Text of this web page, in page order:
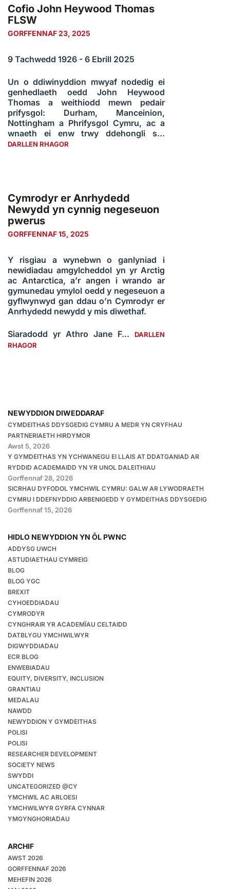
Cofio John Heywood Thomas
FLSW
GORFFENNAF 23, 2025
9 Tachwedd 1926 - 6 Ebrill 2025
Un o ddiwinyddion mwyaf nodedig ei
genhedlaeth oedd John Heywood
Thomas a weithiodd mewn pedair
prifysgol: Durham, Manceinion,
Nottingham a Phrifysgol Cymru, ac a
wnaeth ei enw trwy ddehongli s...
DARLLEN RHAGOR
Cymrodyr er Anrhydedd
Newydd yn cynnig negeseuon
pwerus
GORFFENNAF 15, 2025
Y risgiau a wynebwn o ganlyniad i
newidiadau amgylcheddol yn yr Arctig
ac Antarctica, a’r angen i wrando ar
gymunedau ymylol oedd y negeseuon a
gyflwynwyd gan ddau o’n Cymrodyr er
Anrhydedd newydd y mis diwethaf.
Siaradodd yr Athro Jane F...
DARLLEN
RHAGOR
NEWYDDION DIWEDDARAF
CYMDEITHAS DDYSGEDIG CYMRU A MEDR YN CRYFHAU
PARTNERIAETH HIRDYMOR
Awst 5, 2026
Y GYMDEITHAS YN YCHWANEGU EI LLAIS AT DDATGANIAD AR
RYDDID ACADEMAIDD YN YR UNOL DALEITHIAU
Gorffennaf 28, 2026
SICRHAU DYFODOL YMCHWIL CYMRU: GALW AR LYWODRAETH
CYMRU I DDEFNYDDIO ARBENIGEDD Y GYMDEITHAS DDYSGEDIG
Gorffennaf 15, 2026
HIDLO NEWYDDION YN ÔL PWNC
ADDYSG UWCH
ASTUDIAETHAU CYMREIG
BLOG
BLOG YGC
BREXIT
CYHOEDDIADAU
CYMRODYR
CYNGHRAIR YR ACADEMÏAU CELTAIDD
DATBLYGU YMCHWILWYR
DIGWYDDIADAU
ECR BLOG
ENWEBIADAU
EQUITY, DIVERSITY, INCLUSION
GRANTIAU
MEDALAU
NAWDD
NEWYDDION Y GYMDEITHAS
POLISI
POLISI
RESEARCHER DEVELOPMENT
SOCIETY NEWS
SWYDDI
UNCATEGORIZED @CY
YMCHWIL AC ARLOESI
YMCHWILWYR GYRFA CYNNAR
YMGYNGHORIADAU
ARCHIF
AWST 2026
GORFFENNAF 2026
MEHEFIN 2026